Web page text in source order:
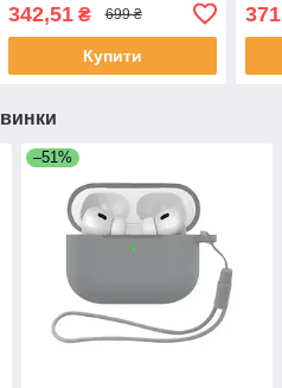
замком
342,51₴ 699 ₴
Купити
–51%